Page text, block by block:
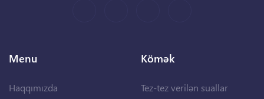
Menu
Haqqımızda
Kömək
Tez-tez verilən suallar